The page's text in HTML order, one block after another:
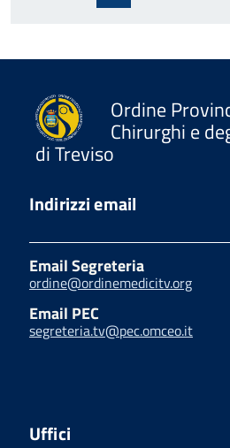
Ordine
Chirurghi e
di Treviso
Indirizzi email
Email Segreteria
ordine@ordinemedicitv.org
Email PEC
segreteria.tv@pec.omceo.it
Uffici